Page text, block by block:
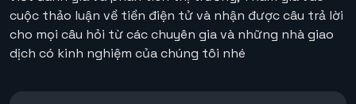
cuộc thảo luận về tiền điện tử và nhận được câu trả lời
cho mọi câu hỏi từ các chuyên gia và những nhà giao
dịch có kinh nghiệm của chúng tôi nhé